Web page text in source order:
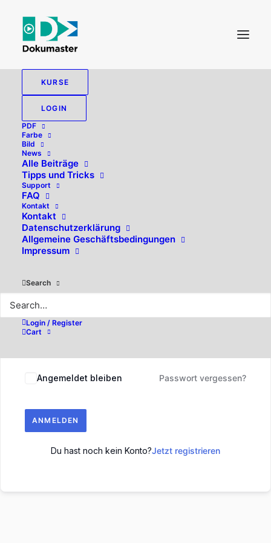
KURSE
LOGIN
PDF
Farbe
Bild
News
Alle Beiträge
Tipps und Tricks
Support
FAQ
Kontakt
Kontakt
Datenschutzerklärung
Allgemeine Geschäftsbedingungen
Impressum
Search
Login / Register
Cart
Hallo, willkommen zurück!
Angemeldet bleiben Passwort vergessen?
ANMELDEN
Du hast noch kein Konto?Jetzt registrieren